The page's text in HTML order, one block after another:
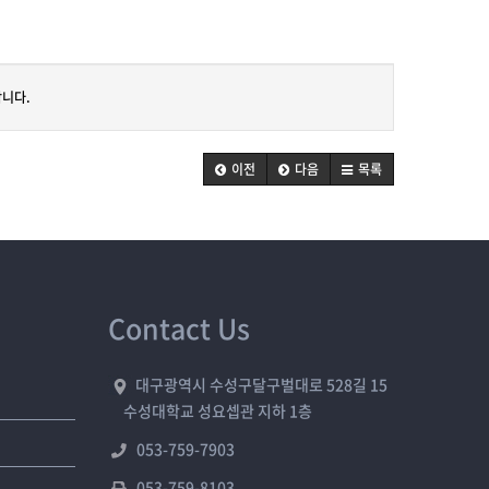
다.
이전 다음 목록
Contact Us
대구광역시 수성구달구벌대로 528길 15
수성대학교 성요셉관 지하 1층
053-759-7903